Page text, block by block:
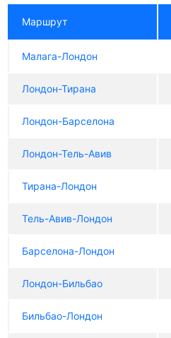
Маршрут
Малага-Лондон
Лондон-Тирана
Лондон-Барселона
Лондон-Тель-Авив
Тирана-Лондон
Тель-Авив-Лондон
Барселона-Лондон
Лондон-Бильбао
Бильбао-Лондон